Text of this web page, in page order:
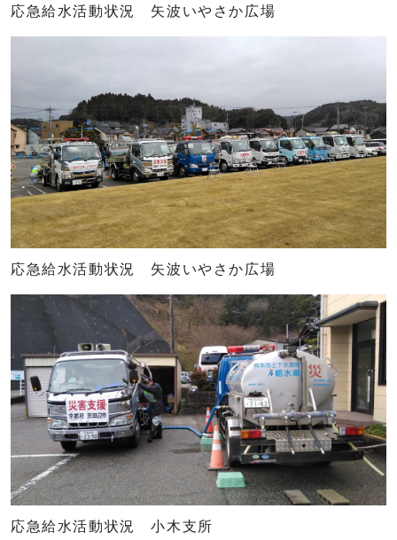
応急給水活動状況 矢波いやさか広場
応急給水活動状況 矢波いやさか広場
応急給水活動状況 小木支所